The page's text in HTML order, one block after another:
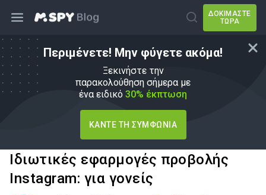
ΔΟΚΙΜΆΣΤΕ
ΤΏΡΑ
Περιμένετε! Μην φύγετε ακόμα!
Ξεκινήστε την
παρακολούθηση σήμερα με
ένα ειδικό 30% έκπτωση
ΚΆΝΤΕ ΤΗ ΣΥΜΦΩΝΊΑ
Ιδιωτικές εφαρμογές προβολής
Instagram: για γονείς